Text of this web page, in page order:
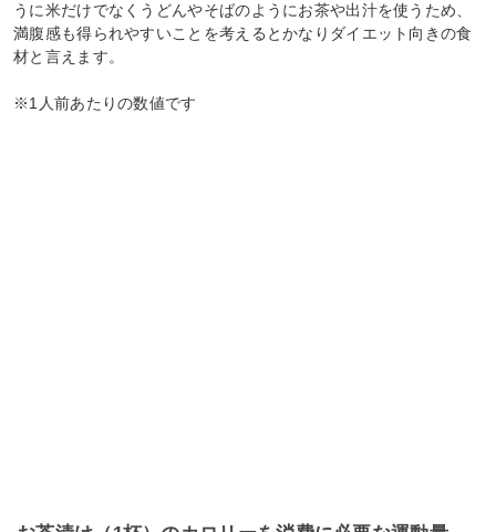
うに米だけでなくうどんやそばのようにお茶や出汁を使うため、
満腹感も得られやすいことを考えるとかなりダイエット向きの食
材と言えます。
※1人前あたりの数値です